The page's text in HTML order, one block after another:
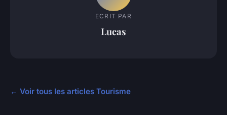
ECRIT PAR
Lucas
← Voir tous les articles Tourisme